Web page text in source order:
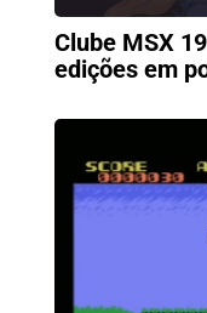
Clube MSX
edições em